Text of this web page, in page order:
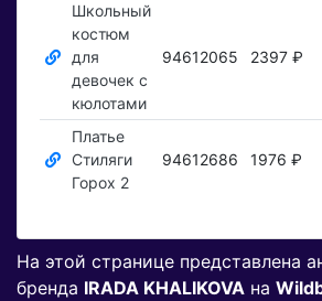
Школьный
костюм
для
девочек с
кюлотами
94612065 2397 ₽
Платье
Стиляги
Горох 2
94612686 1976 ₽
На этой странице представлена
бренда IRADA KHALIKOVA на